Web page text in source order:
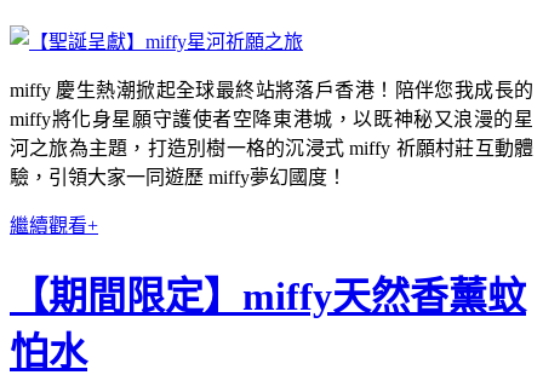
miffy 慶生熱潮掀起全球最終站將落戶香港！陪伴您我成長的
miffy將化身星願守護使者空降東港城，以既神秘又浪漫的星
河之旅為主題，打造別樹一格的沉浸式 miffy 祈願村莊互動體
驗，引領大家一同遊歷 miffy夢幻國度！
繼續觀看+
【期間限定】miffy天然香薰蚊
怕水